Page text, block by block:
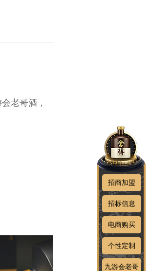
老哥酒，
招商加盟
招标信息
电商购买
个性定制
九游会老哥